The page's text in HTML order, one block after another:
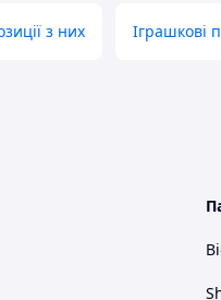
з них Іграшкові